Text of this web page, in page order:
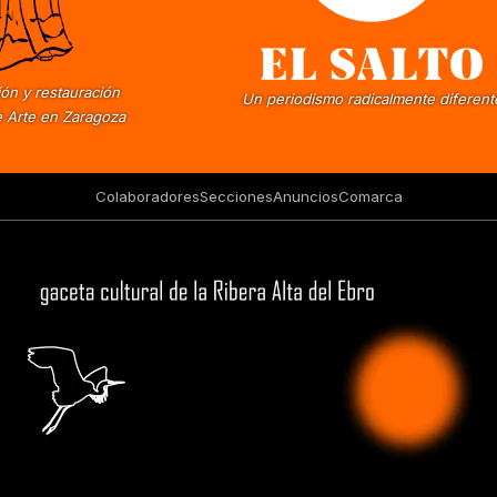
y restauración
Arte en Zaragoza
Un periodismo radicalmente
ColaboradoresSeccionesAnunciosComarca